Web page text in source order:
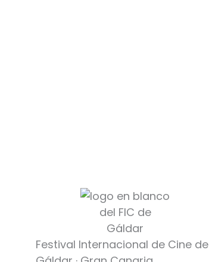
Festival Internacional de Cine de